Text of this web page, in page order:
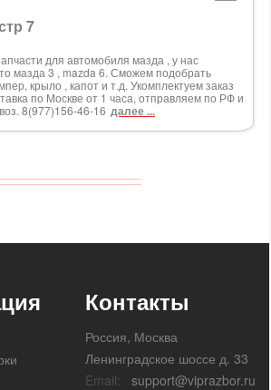
7
для автомобиля мазда , у нас
mazda 6. Сможем подобрать
крыло , капот и т.д. Укомплектуем заказ
8(977)156-46-16 далее ...
Контакты
Россия, Москва
Ленинградское шоссе д. 33
Email:
support@viprazbor.ru